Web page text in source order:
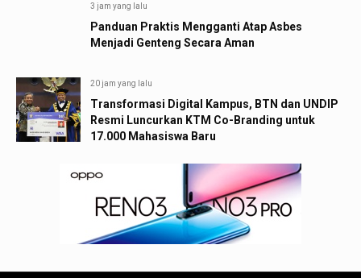
3 jam yang lalu
Panduan Praktis Mengganti Atap Asbes
Menjadi Genteng Secara Aman
20 jam yang lalu
Transformasi Digital Kampus, BTN dan UNDIP
Resmi Luncurkan KTM Co-Branding untuk
17.000 Mahasiswa Baru